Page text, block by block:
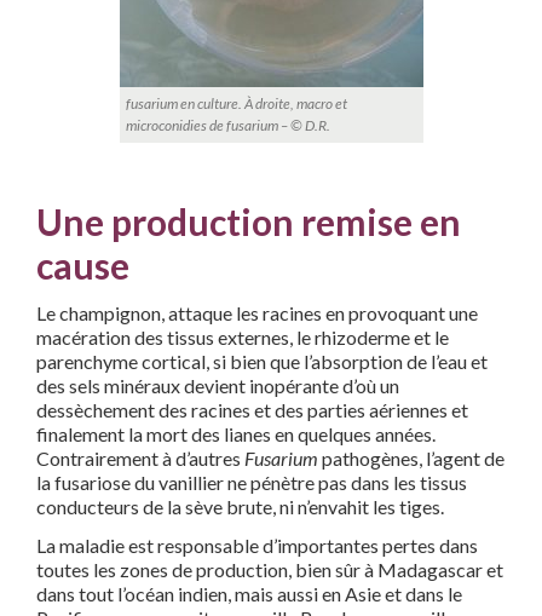
fusarium en culture. À droite, macro et
microconidies de fusarium – © D.R.
Une production remise en
cause
Le champignon, attaque les racines en provoquant une
macération des tissus externes, le rhizoderme et le
parenchyme cortical, si bien que l’absorption de l’eau et
des sels minéraux devient inopérante d’où un
dessèchement des racines et des parties aériennes et
finalement la mort des lianes en quelques années.
Contrairement à d’autres Fusarium pathogènes, l’agent de
la fusariose du vanillier ne pénètre pas dans les tissus
conducteurs de la sève brute, ni n’envahit les tiges.
La maladie est responsable d’importantes pertes dans
toutes les zones de production, bien sûr à Madagascar et
dans tout l’océan indien, mais aussi en Asie et dans le